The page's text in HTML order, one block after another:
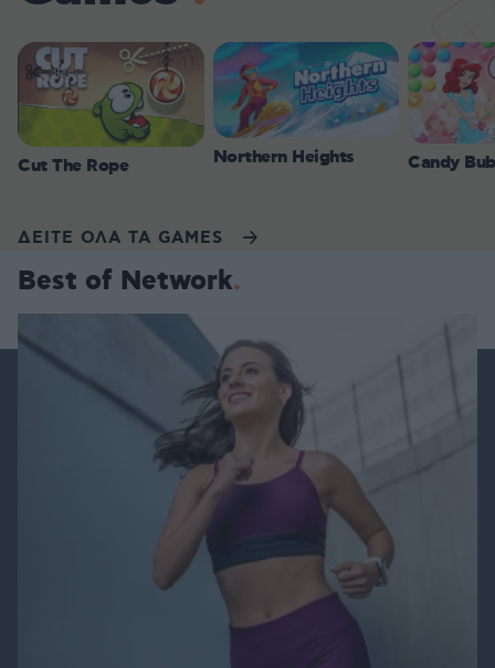
Cut The Rope Northern Heights Candy
ΔΕΙΤΕ ΟΛΑ ΤΑ GAMES
Best of Network